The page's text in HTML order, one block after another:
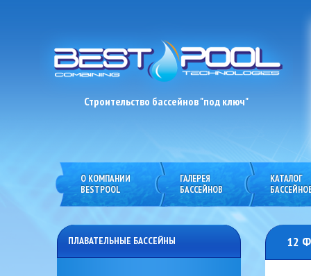
Строительство бассейнов "под ключ"
О КОМПАНИИ
BESTPOOL
ГАЛЕРЕЯ
БАССЕЙНОВ
КАТАЛОГ
ПЛАВАТЕЛЬНЫЕ БАССЕЙНЫ 12